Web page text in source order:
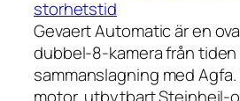
storhetstid
Gevaert Automatic är en
dubbel-8-kamera från tiden
sammanslagning med